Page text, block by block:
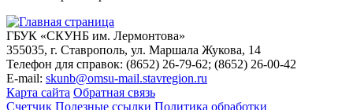
ГБУК «СКУНБ им. Лермонтова»
355035, г. Ставрополь, ул. Маршала Жукова, 14
Телефон для справок: (8652) 26-79-62; (8652) 26-00-42
E-mail: skunb@omsu-mail.stavregion.ru
Карта сайта Обратная связь
Счетчик Полезные ссылки Политика обработки